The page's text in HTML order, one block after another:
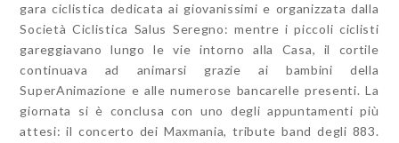
gara ciclistica dedicata ai giovanissimi e organizzata dalla
Società Ciclistica Salus Seregno: mentre i piccoli ciclisti
gareggiavano lungo le vie intorno alla Casa, il cortile
continuava ad animarsi grazie ai bambini della
SuperAnimazione e alle numerose bancarelle presenti. La
giornata si è conclusa con uno degli appuntamenti più
attesi: il concerto dei Maxmania, tribute band degli 883.